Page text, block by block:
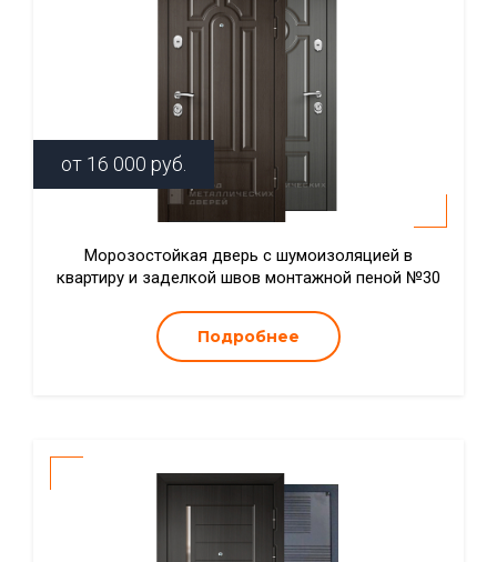
от 16 000 руб.
Морозостойкая дверь с шумоизоляцией в
квартиру и заделкой швов монтажной пеной №30
Подробнее